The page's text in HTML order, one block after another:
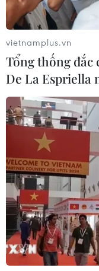
Nhiều nhân
giữ tại
09/11/2021 23:27
Người phát ngôn
quan này đang xác
các vụ bắt giữ liên
hợp quốc.
vietnamplus.vn
Tổng thống đắc
De La Espriella